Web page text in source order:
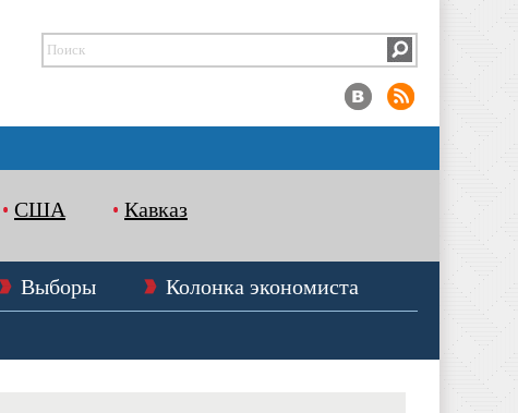
США Кавказ
Выборы
Колонка экономиста